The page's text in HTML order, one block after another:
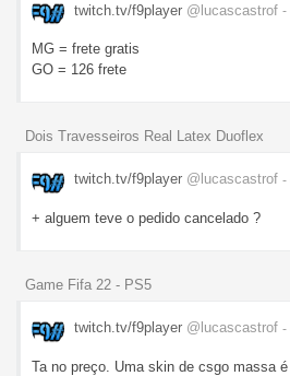
twitch.tv/f9player @lucascastrof -
MG = frete gratis
GO = 126 frete
Dois Travesseiros Real Latex Duoflex
twitch.tv/f9player @lucascastrof -
+ alguem teve o pedido cancelado ?
Game Fifa 22 - PS5
twitch.tv/f9player @lucascastrof -
Ta no preço. Uma skin de csgo massa